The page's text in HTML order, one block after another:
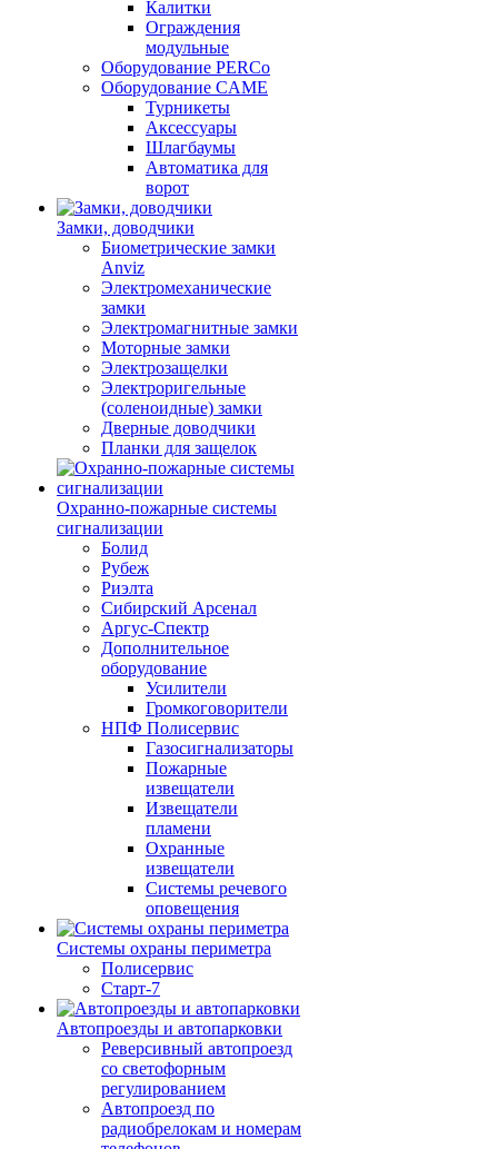
Калитки
Ограждения
модульные
Оборудование PERCo
Оборудование CAME
Турникеты
Аксессуары
Шлагбаумы
Автоматика для
ворот
Замки, доводчики
Биометрические замки
Anviz
Электромеханические
замки
Электромагнитные замки
Моторные замки
Электрозащелки
Электроригельные
(cоленоидные) замки
Дверные доводчики
Планки для защелок
Охранно-пожарные системы
сигнализации
Болид
Рубеж
Риэлта
Сибирский Арсенал
Аргус-Спектр
Дополнительное
оборудование
Усилители
Громкоговорители
НПФ Полисервис
Газосигнализаторы
Пожарные
извещатели
Извещатели
пламени
Охранные
извещатели
Системы речевого
оповещения
Системы охраны периметра
Полисервис
Старт-7
Автопроезды и автопарковки
Реверсивный автопроезд
со светофорным
регулированием
Автопроезд по
радиобрелокам и номерам